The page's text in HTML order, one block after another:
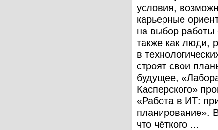
условия,
карьерные
на выбор работы
также как люди,
в
строят свои
будущее,
Касперского»
«Работа в ИТ:
планирование».
что чёткого ...